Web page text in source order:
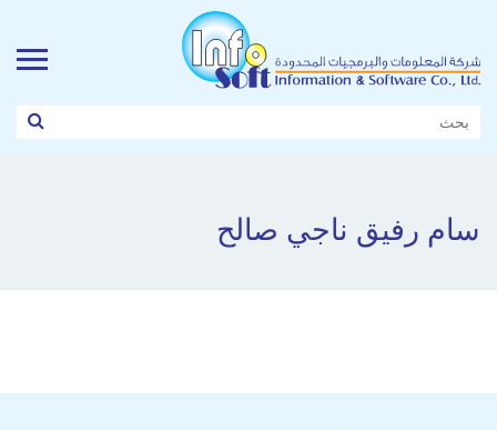
سام رفيق ناجي صالح